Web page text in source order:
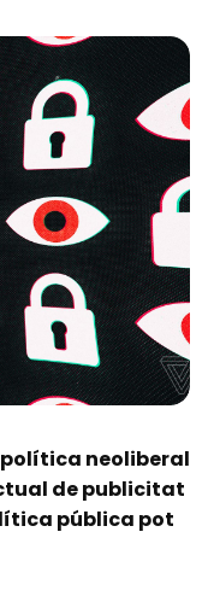
neoliberal
de publicitat
pública pot